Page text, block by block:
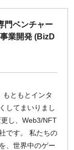
門ベンチャー
業開発 (BizD
ともとインタ
してまいりまし
し、Web3/NFT
です。 私たちの
、世界中のゲー